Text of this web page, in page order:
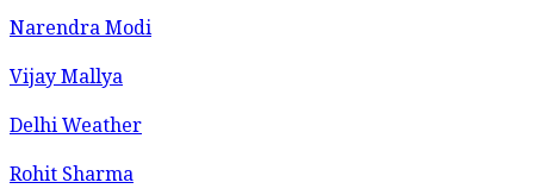
Narendra Modi
Vijay Mallya
Delhi Weather
Rohit Sharma